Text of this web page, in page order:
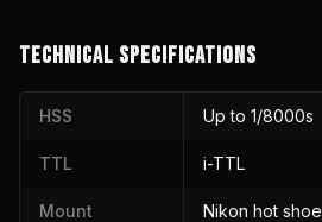
TECHNICAL SPECIFICATIONS
HSS Up to 1/8000s
TTL i-TTL
Mount Nikon hot shoe